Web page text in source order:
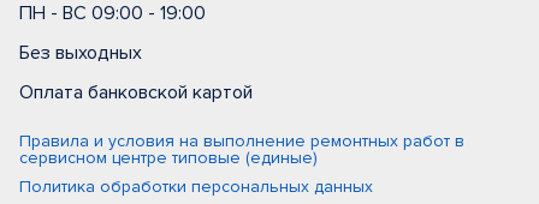
ПН - ВС 09:00 - 19:00
Без выходных
Оплата банковской картой
Правила и условия на выполнение ремонтных работ в
сервисном центре типовые (единые)
Политика обработки персональных данных